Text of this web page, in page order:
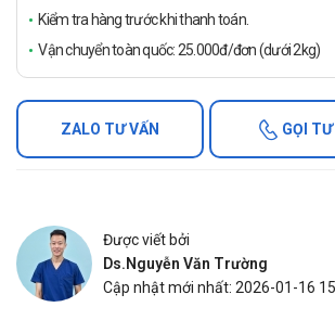
Kiểm tra hàng trước khi thanh toán.
Vận chuyển toàn quốc: 25.000đ/đơn (dưới 2kg)
ZALO TƯ VẤN GỌI TƯ
Được viết bởi
Ds.Nguyễn Văn Trường
Cập nhật mới nhất: 2026-01-16